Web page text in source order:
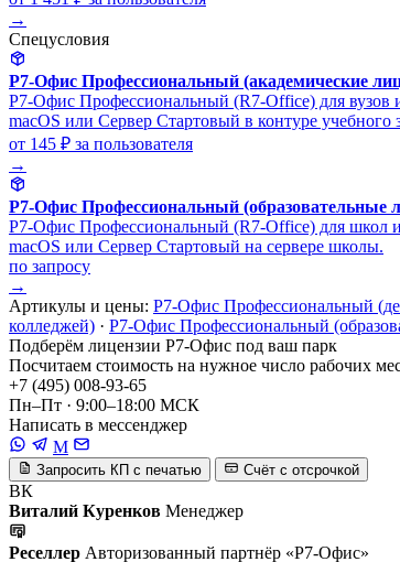
→
Спецусловия
Р7-Офис Профессиональный (академические
Р7-Офис Профессиональный (R7-Office) для вузов
macOS или Сервер Стартовый в контуре учебного
от 145 ₽ за пользователя
→
Р7-Офис Профессиональный (образовательные
Р7-Офис Профессиональный (R7-Office) для школ и
macOS или Сервер Стартовый на сервере школы.
по запросу
→
Артикулы и цены: Р7-Офис Профессиональный
колледжей) · Р7-Офис Профессиональный
Подберём лицензии Р7-Офис под ваш парк
Посчитаем стоимость на нужное число рабочих
+7 (495) 008-93-65
Пн–Пт · 9:00–18:00 МСК
Написать в мессенджер
M
Запросить КП с печатью Счёт с отсрочкой
ВК
Виталий Куренков Менеджер
Реселлер Авторизованный партнёр «Р7-Офис»